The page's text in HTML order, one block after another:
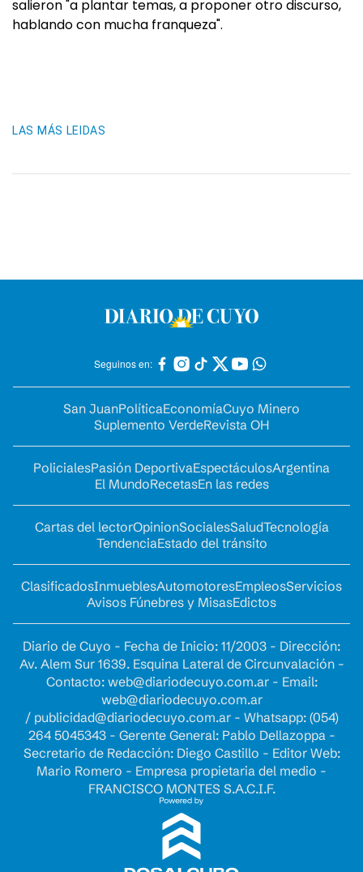
salieron "a plantar temas, a proponer otro discurso,
hablando con mucha franqueza".
LAS MÁS LEIDAS
Seguinos en:
San JuanPolíticaEconomíaCuyo Minero
Suplemento VerdeRevista OH
PolicialesPasión DeportivaEspectáculosArgentina
El MundoRecetasEn las redes
Cartas del lectorOpinionSocialesSaludTecnología
TendenciaEstado del tránsito
ClasificadosInmueblesAutomotoresEmpleosServicios
Avisos Fúnebres y MisasEdictos
Diario de Cuyo - Fecha de Inicio: 11/2003 - Dirección:
Av. Alem Sur 1639. Esquina Lateral de Circunvalación -
Contacto: web@diariodecuyo.com.ar- Email:
web@diariodecuyo.com.ar
/ publicidad@diariodecuyo.com.ar- Whatsapp: (054)
264 5045343 - Gerente General: Pablo Dellazoppa -
Secretario de Redacción: Diego Castillo - Editor Web:
Mario Romero - Empresa propietaria del medio -
FRANCISCO MONTES S.A.C.I.F.